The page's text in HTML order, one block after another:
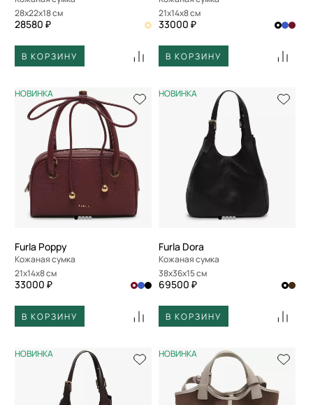
28x22x18 см
28580 ₽
В КОРЗИНУ
21x14x8 см
33000 ₽
В КОРЗИНУ
НОВИНКА
Furla Poppy
Кожаная сумка
21x14x8 см
33000 ₽
В КОРЗИНУ
НОВИНКА
Furla Dora
Кожаная сумка
38x36x15 см
69500 ₽
В КОРЗИНУ
НОВИНКА НОВИНКА